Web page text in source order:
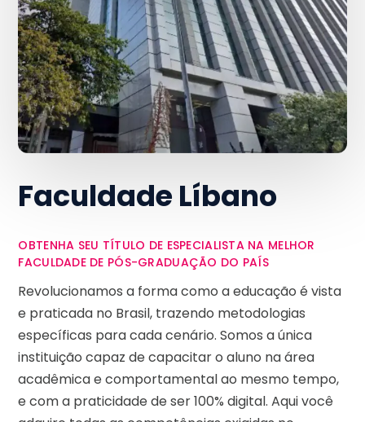
Faculdade Líbano
OBTENHA SEU TÍTULO DE ESPECIALISTA NA MELHOR
FACULDADE DE PÓS-GRADUAÇÃO DO PAÍS
Revolucionamos a forma como a educação é vista
e praticada no Brasil, trazendo metodologias
específicas para cada cenário. Somos a única
instituição capaz de capacitar o aluno na área
acadêmica e comportamental ao mesmo tempo,
e com a praticidade de ser 100% digital. Aqui você